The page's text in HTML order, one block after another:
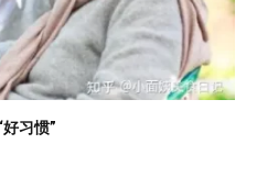
习惯”